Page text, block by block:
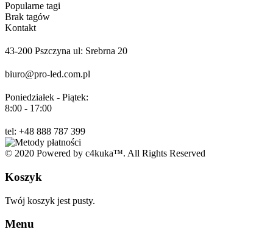
Popularne tagi
Brak tagów
Kontakt
43-200 Pszczyna ul: Srebrna 20
biuro@pro-led.com.pl
Poniedziałek - Piątek:
8:00 - 17:00
tel: +48 888 787 399
© 2020 Powered by c4kuka™. All Rights Reserved
Koszyk
Twój koszyk jest pusty.
Menu